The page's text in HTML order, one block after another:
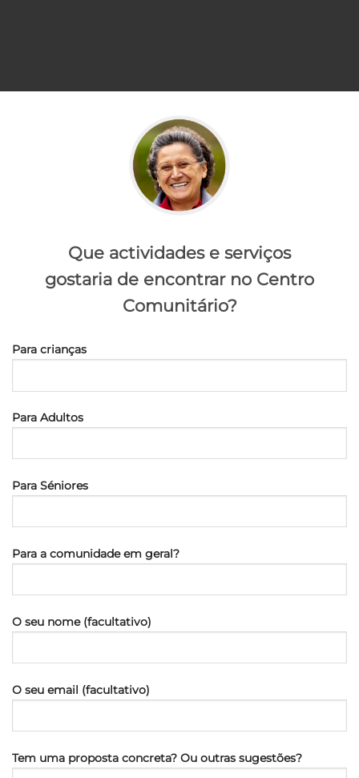
Que actividades e serviços
gostaria de encontrar no Centro
Comunitário?
Para crianças
Para Adultos
Para Séniores
Para a comunidade em geral?
O seu nome (facultativo)
O seu email (facultativo)
Tem uma proposta concreta? Ou outras sugestões?